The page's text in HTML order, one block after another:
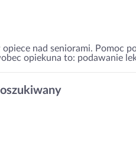
nad seniorami. Pomoc
opiekuna to: podawanie